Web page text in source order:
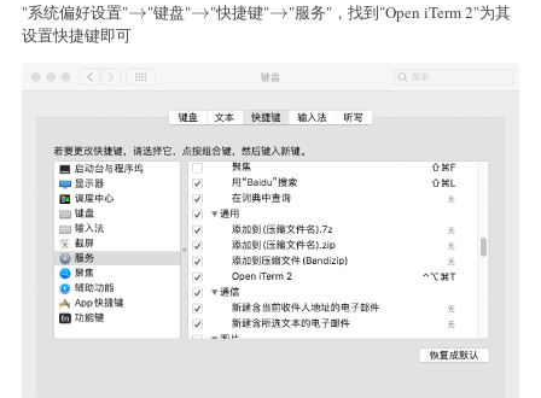
"系统偏好设置"\to
→"键盘"\to
→"快捷键"\to
→"服务"，找到"Open iTerm 2"为其
设置快捷键即可